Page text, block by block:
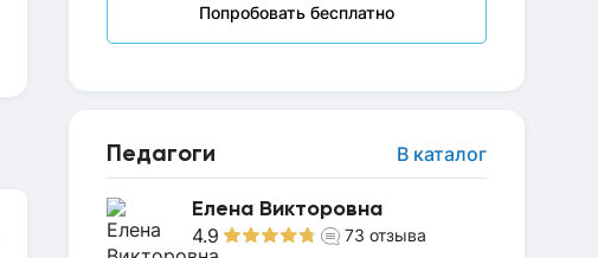
Попробовать бесплатно
Педагоги В каталог
Елена Викторовна
4.9 73 отзыва